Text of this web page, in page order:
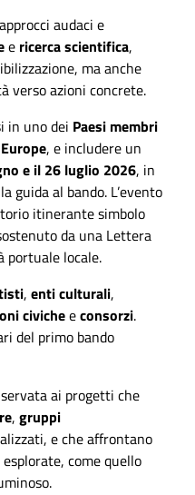
audaci e
e ricerca scientifica,
ma anche
verso azioni concrete.
in uno dei Paesi membri
, e includere un
e il 26 luglio 2026, in
guida al bando. L’evento
itinerante simbolo
da una Lettera
portuale locale.
, enti culturali,
civicheeconsorzi.
del primo bando
ai progetti che
, gruppi
e che affrontano
come quello